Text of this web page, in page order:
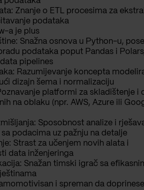
Znanje o ETL procesima za
podataka
a je plus
Snažna osnova u Python-u,
podataka poput Pandas i
pipelines
Razumijevanje koncepta
dizajn šema i normalizaciju
platformi za skladištenje i
na oblaku (npr. AWS, Azure ili
Sposobnost analize i
podacima uz pažnju na detalje
Strast za učenjem novih alata i
data inženjeringa
Snažan timski igrač sa
i spreman da doprinese